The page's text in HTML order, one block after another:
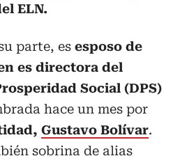
ELN.
parte, es esposo de
es directora del
Social (DPS)
hace un mes por
Gustavo Bolívar.
sobrina de alias